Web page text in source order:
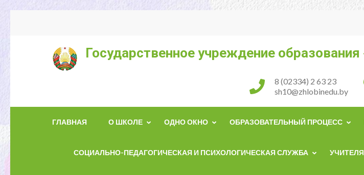
Государственное учреждение
8 (02334) 2 63 23
sh10@zhlobinedu.by
ГЛАВНАЯ О ШКОЛЕ ОДНО ОКНО ОБРАЗОВАТЕЛЬНЫЙ ПРОЦЕСС
СОЦИАЛЬНО-ПЕДАГОГИЧЕСКАЯ И ПСИХОЛОГИЧЕСКАЯ СЛУЖБА